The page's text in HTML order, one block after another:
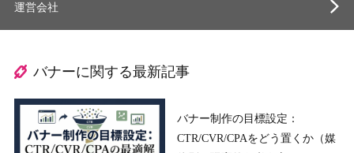
運営会社
バナーに関する最新記事
バナー制作の目標設定：
CTR/CVR/CPAをどう置くか（媒